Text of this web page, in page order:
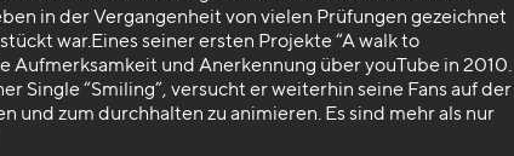
in der Vergangenheit von vielen Prüfungen gezeichnet
war.Eines seiner ersten Projekte “A walk to
Aufmerksamkeit und Anerkennung über youTube in 2010.
Single “Smiling”, versucht er weiterhin seine Fans auf der
und zum durchhalten zu animieren. Es sind mehr als nur